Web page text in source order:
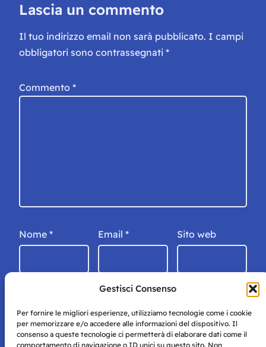
Gestisci Consenso
Per fornire le migliori esperienze, utilizziamo tecnologie come i cookie
per memorizzare e/o accedere alle informazioni del dispositivo. Il
consenso a queste tecnologie ci permetterà di elaborare dati come il
comportamento di navigazione o ID unici su questo sito. Non
Lascia un commento
Il tuo indirizzo email non sarà pubblicato. I campi
obbligatori sono contrassegnati *
Commento *
Nome * Email * Sito web